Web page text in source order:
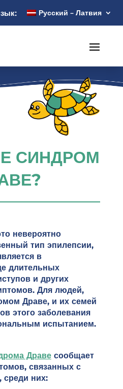
Русский – Латвия
СИНДРОМ
невероятно
тип эпилепсии,
в
длительных
и других
Для людей,
Драве, и их семей
этого заболевания
испытанием.
Дравесообщает
связанных с
среди них: